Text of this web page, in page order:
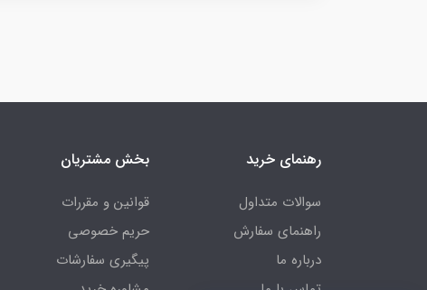
رهنمای خرید
سوالات متداول
راهنمای سفارش
درباره ما
بخش مشتریان
قوانین و مقررات
حریم خصوصی
پیگیری سفارشات